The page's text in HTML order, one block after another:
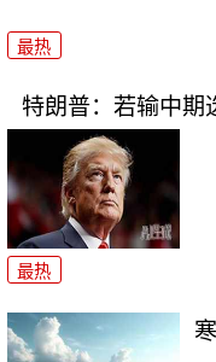
最热
特朗普：若输中期
最热